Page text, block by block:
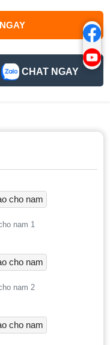
CHAT NGAY
nam 1
nam 2